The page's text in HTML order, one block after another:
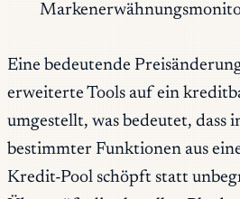
Eine bedeutende
erweiterte Tools auf ein
umgestellt, was bedeutet, dass
bestimmter Funktionen aus
Kredit-Pool schöpft statt